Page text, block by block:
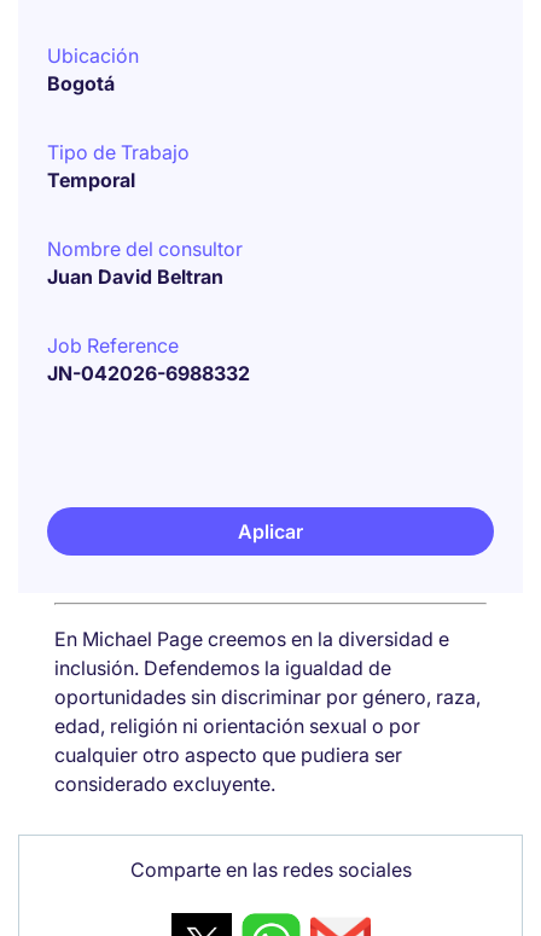
Ubicación
Bogotá
Tipo de Trabajo
Temporal
Nombre del consultor
Juan David Beltran
Job Reference
JN-042026-6988332
Aplicar
En Michael Page creemos en la diversidad e
inclusión. Defendemos la igualdad de
oportunidades sin discriminar por género, raza,
edad, religión ni orientación sexual o por
cualquier otro aspecto que pudiera ser
considerado excluyente.
Comparte en las redes sociales